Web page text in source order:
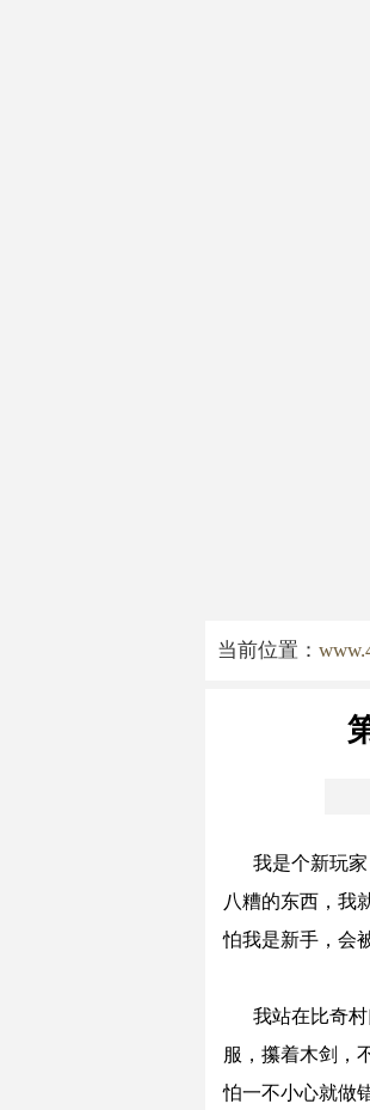
当前位置：
我是个新玩
八糟的东西，我
怕我是新手，会
我站在比奇
服，攥着木剑，
怕一不小心就做